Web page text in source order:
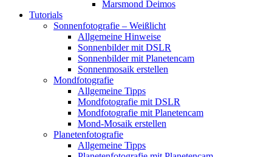
Marsmond Deimos
Tutorials
Sonnenfotografie – Weißlicht
Allgemeine Hinweise
Sonnenbilder mit DSLR
Sonnenbilder mit Planetencam
Sonnenmosaik erstellen
Mondfotografie
Allgemeine Tipps
Mondfotografie mit DSLR
Mondfotografie mit Planetencam
Mond-Mosaik erstellen
Planetenfotografie
Allgemeine Tipps